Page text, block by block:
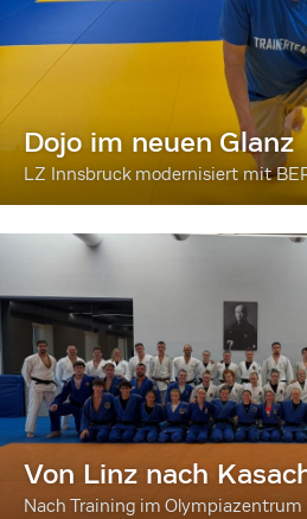
Dojo im neuen Glanz
LZ Innsbruck modernisiert mit
Von Linz nach
Nach Training im